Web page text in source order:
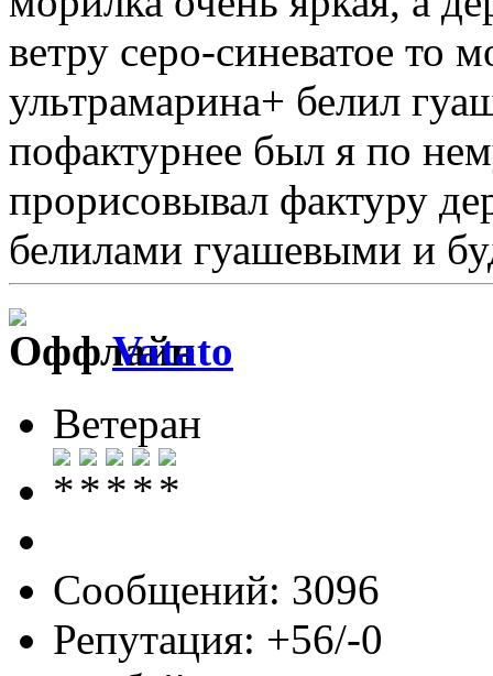
ветру серо-синеватое то
ультрамарина+ белил
пофактурнее был я по
прорисовывал фактуру
белилами гуашевыми и
Vatato
Ветеран
Сообщений: 3096
Репутация: +56/-0